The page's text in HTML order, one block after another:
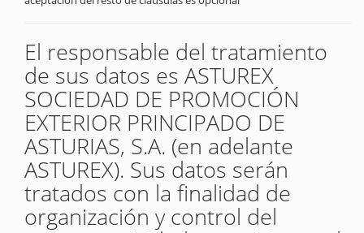
El responsable del tratamiento
de sus datos es ASTUREX
SOCIEDAD DE PROMOCIÓN
EXTERIOR PRINCIPADO DE
ASTURIAS, S.A. (en adelante
ASTUREX). Sus datos serán
tratados con la finalidad de
organización y control del